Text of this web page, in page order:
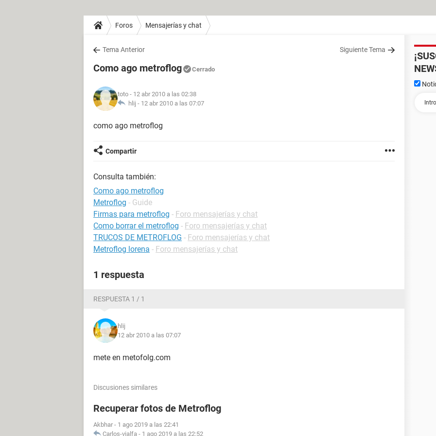
Foros Mensajerías y chat
Tema Anterior Siguiente Tema
Como ago metroflog Cerrado
toto - 12 abr 2010 a las 02:38
hlij - 12 abr 2010 a las 07:07
como ago metroflog
Compartir
Consulta también:
Como ago metroflog
Metroflog - Guide
Firmas para metroflog - Foro mensajerías y chat
Como borrar el metroflog - Foro mensajerías y chat
TRUCOS DE METROFLOG - Foro mensajerías y chat
Metroflog lorena - Foro mensajerías y chat
1 respuesta
RESPUESTA 1 / 1
hlij
12 abr 2010 a las 07:07
mete en metofolg.com
Discusiones similares
Recuperar fotos de Metroflog
Akbhar - 1 ago 2019 a las 22:41
Carlos-vialfa - 1 ago 2019 a las 22:52